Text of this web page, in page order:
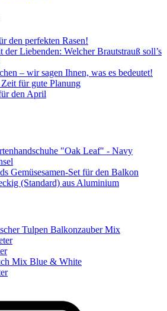
den perfekten Rasen!
Liebenden: Welcher Brautstrauß soll’s
– wir sagen Ihnen, was es bedeutet!
für gute Planung
den April
"Oak Leaf" - Navy
Gemüsesamen-Set für den Balkon
(Standard) aus Aluminium
Tulpen Balkonzauber Mix
Mix Blue & White